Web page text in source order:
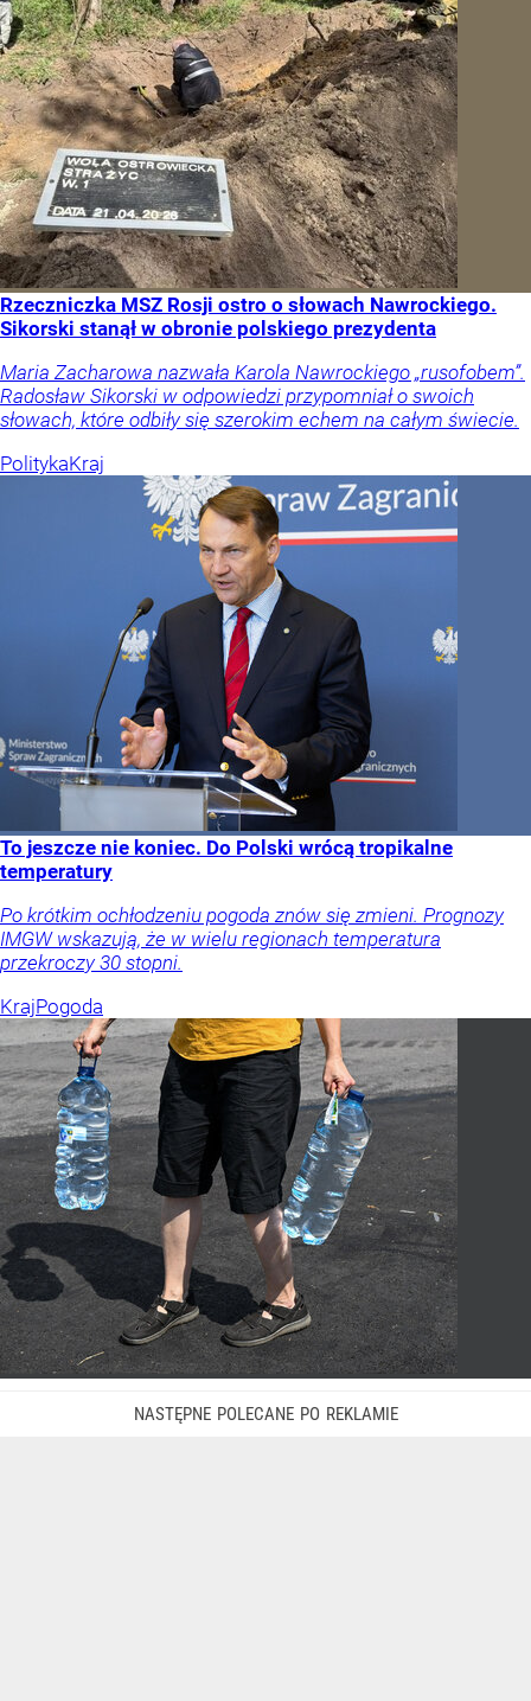
Rzeczniczka MSZ Rosji ostro o słowach Nawrockiego.
Sikorski stanął w obronie polskiego prezydenta
Maria Zacharowa nazwała Karola Nawrockiego „rusofobem”.
Radosław Sikorski w odpowiedzi przypomniał o swoich
słowach, które odbiły się szerokim echem na całym świecie.
PolitykaKraj
To jeszcze nie koniec. Do Polski wrócą tropikalne
temperatury
Po krótkim ochłodzeniu pogoda znów się zmieni. Prognozy
IMGW wskazują, że w wielu regionach temperatura
przekroczy 30 stopni.
KrajPogoda